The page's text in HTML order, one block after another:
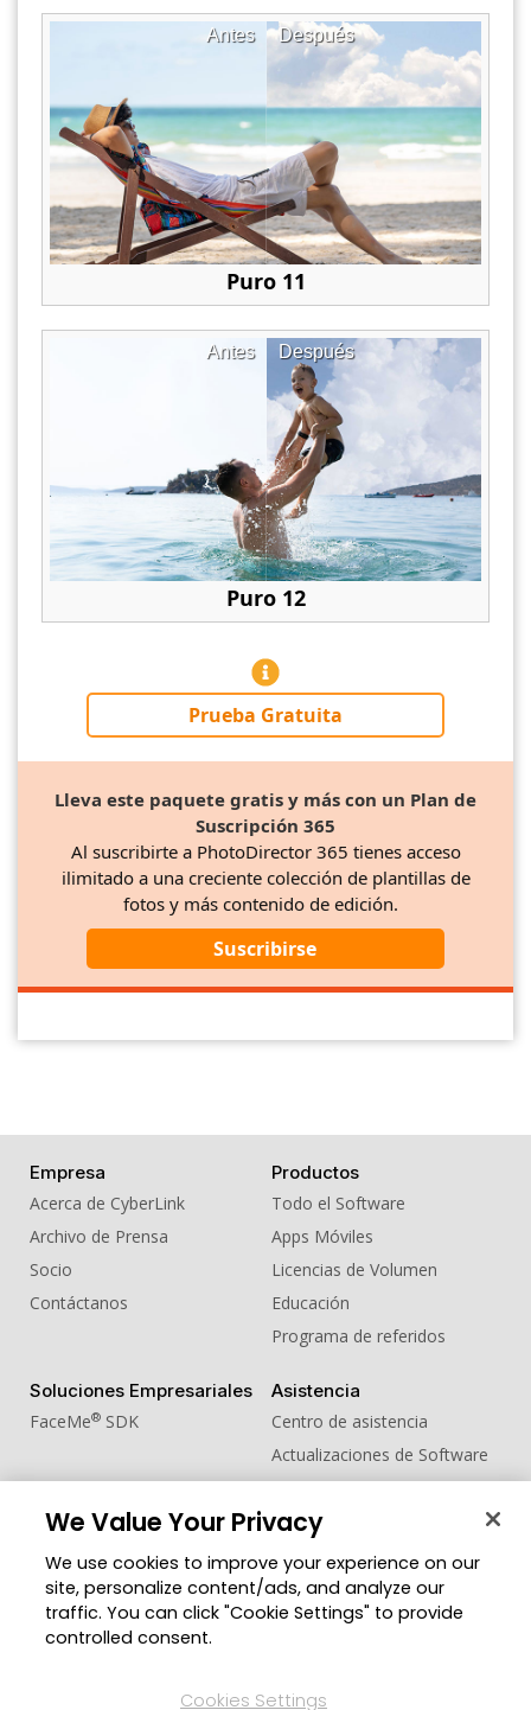
Después
Antes
Puro 11
Después
Antes
Puro 12
Prueba Gratuita
Lleva este paquete gratis y más con un Plan de
Suscripción 365
Al suscribirte a PhotoDirector 365 tienes acceso
ilimitado a una creciente colección de plantillas de
fotos y más contenido de edición.
Suscribirse
Empresa
Acerca de CyberLink
Archivo de Prensa
Socio
Contáctanos
Productos
Todo el Software
Apps Móviles
Licencias de Volumen
Educación
Programa de referidos
Soluciones Empresariales
FaceMe® SDK
Asistencia
Centro de asistencia
Actualizaciones de Software
Centro de Aprendizaje
Zona de Miembros
Blog
Cambiar región
We Value Your Privacy
We use cookies to improve your experience on our
site, personalize content/ads, and analyze our
traffic. You can click "Cookie Settings" to provide
controlled consent.
Cookies Settings